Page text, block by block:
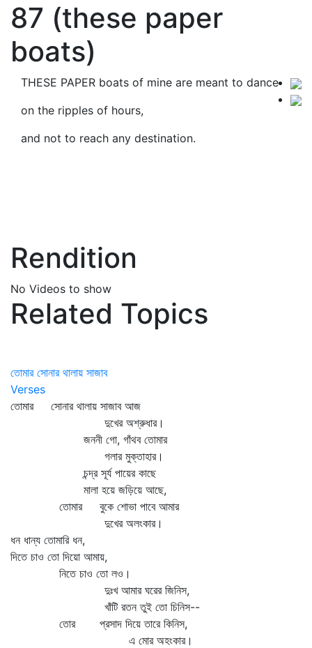
87 (these paper
boats)
THESE PAPER boats of mine are meant to dance
on the ripples of hours,
and not to reach any destination.
Rendition
No Videos to show
Related Topics
তোমার সোনার থালায় সাজাব
Verses
তোমার সোনার থালায় সাজাব আজ
দুখের অশ্রুধার।
জননী গো, গাঁথব তোমার
গলার মুক্তাহার।
চন্দ্র সূর্য পায়ের কাছে
মালা হয়ে জড়িয়ে আছে,
তোমার বুকে শোভা পাবে আমার
দুখের অলংকার।
ধন ধান্য তোমারি ধন,
দিতে চাও তো দিয়ো আমায়,
নিতে চাও তো লও।
দুঃখ আমার ঘরের জিনিস,
খাঁটি রতন তুই তো চিনিস--
তোর প্রসাদ দিয়ে তারে কিনিস,
এ মোর অহংকার।